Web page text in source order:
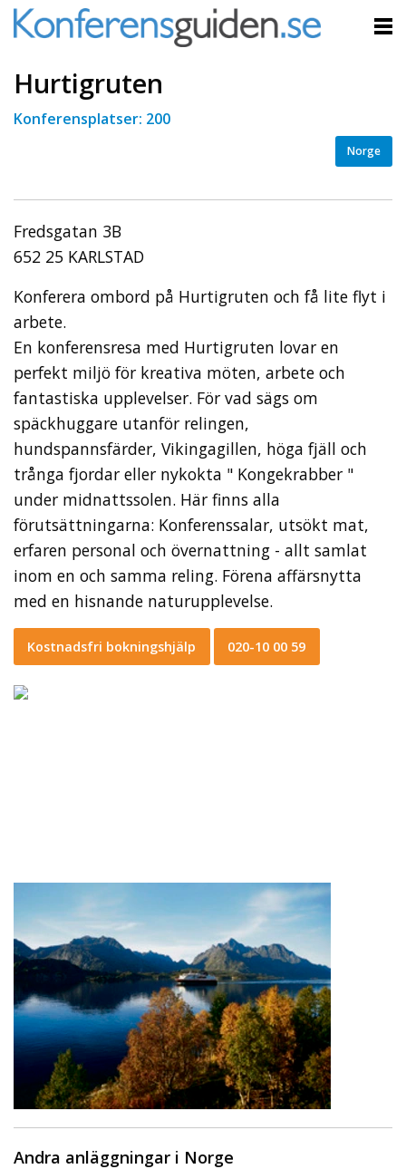
Hurtigruten
Konferensplatser: 200
Norge
Fredsgatan 3B
652 25 KARLSTAD
Konferera ombord på Hurtigruten och få lite flyt i
arbete.
En konferensresa med Hurtigruten lovar en
perfekt miljö för kreativa möten, arbete och
fantastiska upplevelser. För vad sägs om
späckhuggare utanför relingen,
hundspannsfärder, Vikingagillen, höga fjäll och
trånga fjordar eller nykokta " Kongekrabber "
under midnattssolen. Här finns alla
förutsättningarna: Konferenssalar, utsökt mat,
erfaren personal och övernattning - allt samlat
inom en och samma reling. Förena affärsnytta
med en hisnande naturupplevelse.
Kostnadsfri bokningshjälp 020-10 00 59
Andra anläggningar i Norge